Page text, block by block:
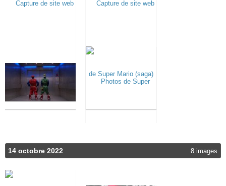
14 octobre 2022 8 images